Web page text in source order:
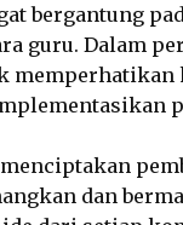
bergantung
guru. Dalam
memperhatikan
dan